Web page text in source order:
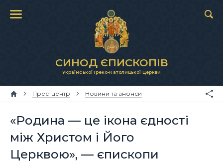
СИНОД ЄПИСКОПІВ
Української Греко-Католицької Церкви
Прес-центр Новини та анонси
«Родина — це ікона єдності
між Христом і Його
Церквою», — єпископи